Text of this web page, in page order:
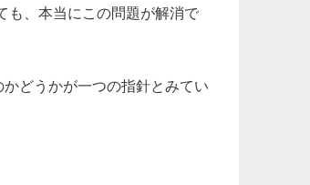
も、本当にこの問題が解消で
どうかが一つの指針とみてい